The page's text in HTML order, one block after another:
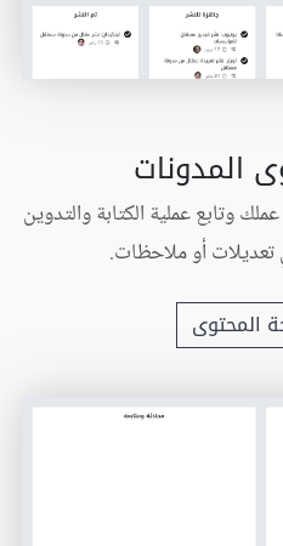
المدونات
وتابع عملية الكتابة والتدوين
تعديلات أو ملاحظات.
المحتوى